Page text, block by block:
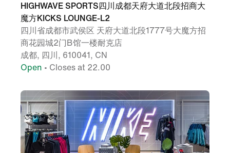
HIGHWAVE SPORTS四川成都天府大道北段招商大
魔方KICKS LOUNGE-L2
四川省成都市武侯区 天府大道北段1777号大魔方招
商花园城2门B馆一楼耐克店
成都, 四川, 610041, CN
Open • Closes at 22.00